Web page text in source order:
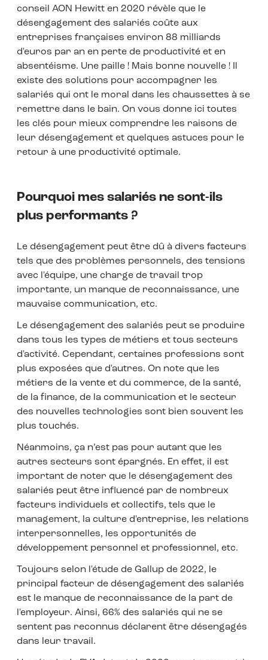
conseil AON Hewitt en 2020 révèle que le
désengagement des salariés coûte aux
entreprises françaises environ 88 milliards
d'euros par an en perte de productivité et en
absentéisme. Une paille ! Mais bonne nouvelle ! Il
existe des solutions pour accompagner les
salariés qui ont le moral dans les chaussettes à se
remettre dans le bain. On vous donne ici toutes
les clés pour mieux comprendre les raisons de
leur désengagement et quelques astuces pour le
retour à une productivité optimale.
Pourquoi mes salariés ne sont-ils
plus performants ?
Le désengagement peut être dû à divers facteurs
tels que des problèmes personnels, des tensions
avec l'équipe, une charge de travail trop
importante, un manque de reconnaissance, une
mauvaise communication, etc.
Le désengagement des salariés peut se produire
dans tous les types de métiers et tous secteurs
d'activité. Cependant, certaines professions sont
plus exposées que d'autres. On note que les
métiers de la vente et du commerce, de la santé,
de la finance, de la communication et le secteur
des nouvelles technologies sont bien souvent les
plus touchés.
Néanmoins, ça n’est pas pour autant que les
autres secteurs sont épargnés. En effet, il est
important de noter que le désengagement des
salariés peut être influencé par de nombreux
facteurs individuels et collectifs, tels que le
management, la culture d'entreprise, les relations
interpersonnelles, les opportunités de
développement personnel et professionnel, etc.
Toujours selon l'étude de Gallup de 2022, le
principal facteur de désengagement des salariés
est le manque de reconnaissance de la part de
l'employeur. Ainsi, 66% des salariés qui ne se
sentent pas reconnus déclarent être désengagés
dans leur travail.